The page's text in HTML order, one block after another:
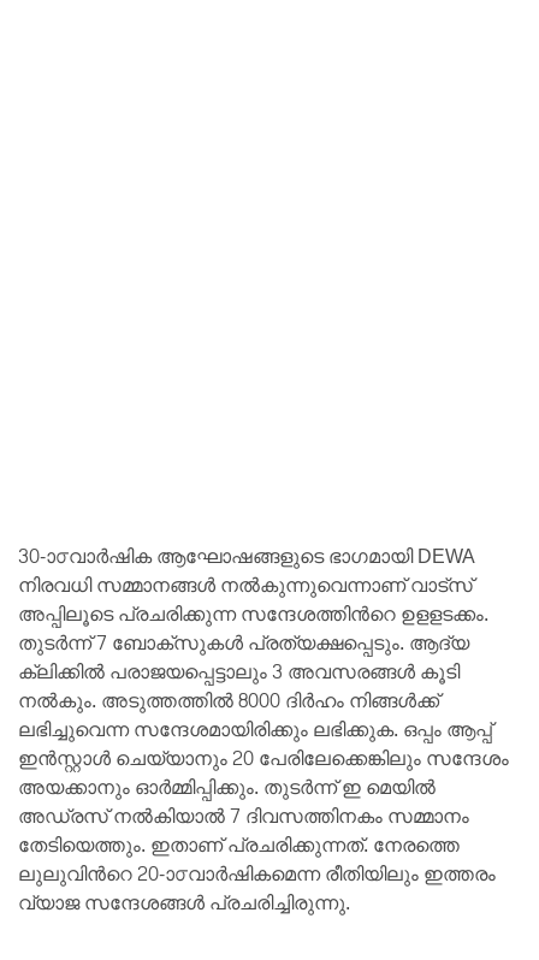
30-ാ൦വാർഷിക ആഘോഷങ്ങളുടെ ഭാഗമായി DEWA
നിരവധി സമ്മാനങ്ങള്‍ നല്‍കുന്നുവെന്നാണ് വാട്സ്
അപ്പിലൂടെ പ്രചരിക്കുന്ന സന്ദേശത്തിന്‍റെ ഉളളടക്കം.
തുടർന്ന് 7 ബോക്സുകള്‍ പ്രത്യക്ഷപ്പെടും. ആദ്യ
ക്ലിക്കില്‍ പരാജയപ്പെട്ടാലും 3 അവസരങ്ങള്‍ കൂടി
നല്‍കും. അടുത്തത്തില്‍ 8000 ദിർഹം നിങ്ങള്‍ക്ക്
ലഭിച്ചുവെന്ന സന്ദേശമായിരിക്കും ലഭിക്കുക. ഒപ്പം ആപ്പ്
ഇന്‍സ്റ്റാള്‍ ചെയ്യാനും 20 പേരിലേക്കെങ്കിലും സന്ദേശം
അയക്കാനും ഓർമ്മിപ്പിക്കും. തുടർന്ന് ഇ മെയില്‍
അഡ്രസ് നല്‍കിയാല്‍ 7 ദിവസത്തിനകം സമ്മാനം
തേടിയെത്തും. ഇതാണ് പ്രചരിക്കുന്നത്. നേരത്തെ
ലുലുവിന്‍റെ 20-ാ൦വാർഷികമെന്ന രീതിയിലും ഇത്തരം
വ്യാജ സന്ദേശങ്ങള്‍ പ്രചരിച്ചിരുന്നു.